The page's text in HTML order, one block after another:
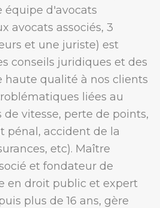
équipe d'avocats
avocats associés, 3
et une juriste) est
conseils juridiques et des
haute qualité à nos clients
liées au
vitesse, perte de points,
pénal, accident de la
etc). Maître
et fondateur de
en droit public et expert
plus de 16 ans, gère